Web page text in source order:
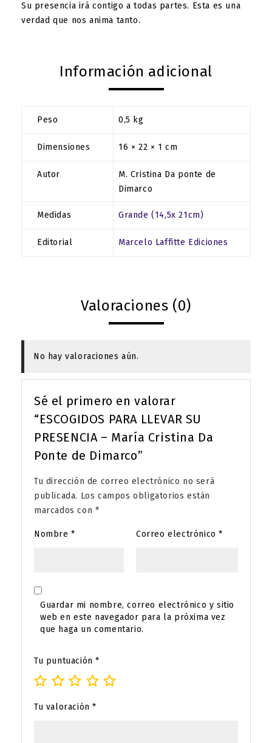
Su presencia irá contigo a todas partes. Esta es una
verdad que nos anima tanto.
Información adicional
Peso 0,5 kg
Dimensiones 16 × 22 × 1 cm
Autor
M. Cristina Da ponte de
Dimarco
Medidas Grande (14,5x 21cm)
Editorial Marcelo Laffitte Ediciones
Valoraciones (0)
No hay valoraciones aún.
Sé el primero en valorar
“ESCOGIDOS PARA LLEVAR SU
PRESENCIA – María Cristina Da
Ponte de Dimarco”
Tu dirección de correo electrónico no será
publicada. Los campos obligatorios están
marcados con *
Nombre* Correo electrónico*
Guardar mi nombre, correo electrónico y sitio
web en este navegador para la próxima vez
que haga un comentario.
Tu puntuación*
Tu valoración*